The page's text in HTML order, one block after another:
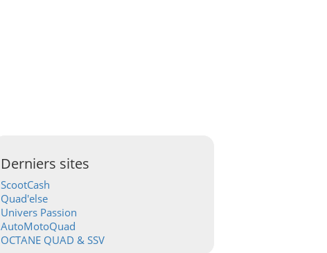
Derniers sites
ScootCash
Quad'else
Univers Passion
AutoMotoQuad
OCTANE QUAD & SSV